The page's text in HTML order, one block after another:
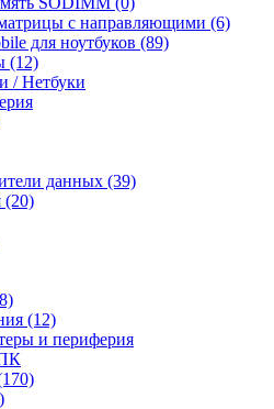
с направляющими (6)
для ноутбуков (89)
(12)
/ Нетбуки
данных (39)
(20)
(12)
и периферия